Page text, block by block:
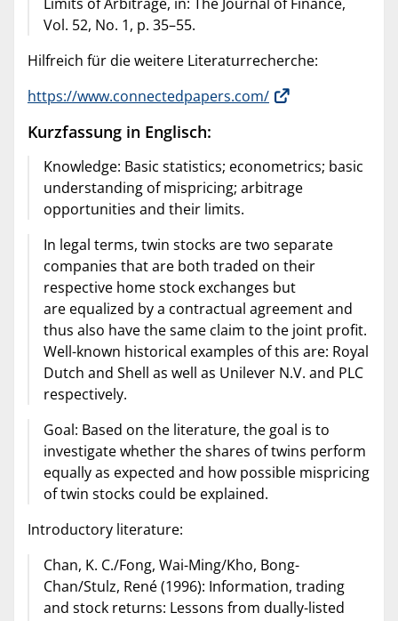
Vol. 52, No. 1, p. 35–55.
Hilfreich für die weitere Literaturrecherche:
https://www.connectedpapers.com/
Kurzfassung in Englisch:
Knowledge: Basic statistics; econometrics; basic
understanding of mispricing; arbitrage
opportunities and their limits.
In legal terms, twin stocks are two separate
companies that are both traded on their
respective home stock exchanges but
are equalized by a contractual agreement and
thus also have the same claim to the joint profit.
Well-known historical examples of this are: Royal
Dutch and Shell as well as Unilever N.V. and PLC
respectively.
Goal: Based on the literature, the goal is to
investigate whether the shares of twins perform
equally as expected and how possible mispricing
of twin stocks could be explained.
Introductory literature:
Chan, K. C./Fong, Wai-Ming/Kho, Bong-
Chan/Stulz, René (1996): Information, trading
and stock returns: Lessons from dually-listed